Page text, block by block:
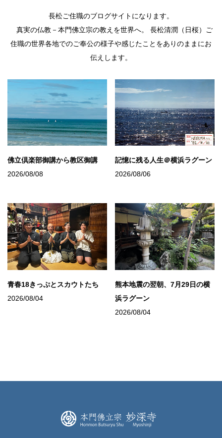
長松ご住職のブログサイトになります。
真実の仏教－本門佛立宗の教えを世界へ。 長松清潤（日桜）ご
住職の世界各地でのご奉公の様子や感じたことをありのままにお
伝えします。
佛立倶楽部御講から教区御講
2026/08/08
記憶に残る人生＠横浜ラグーン
2026/08/06
青春18きっぷとスカウトたち
2026/08/04
熊本地震の翌朝、7月29日の横
浜ラグーン
2026/08/04